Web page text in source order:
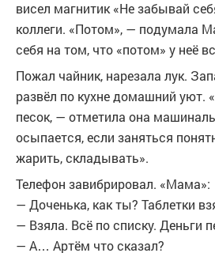
висел магнитик «Не забывай
коллеги. «Потом», — подумала
себя на том, что «потом» у неё
Пожал чайник, нарезала лук.
развёл по кухне домашний уют.
песок, — отметила она
осыпается, если заняться
жарить, складывать».
Телефон завибрировал. «Мама»:
— Доченька, как ты? Таблетки
— Взяла. Всё по списку. Деньги
— А… Артём что сказал?